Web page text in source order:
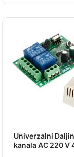
Univerzalni
kanala AC 220 V